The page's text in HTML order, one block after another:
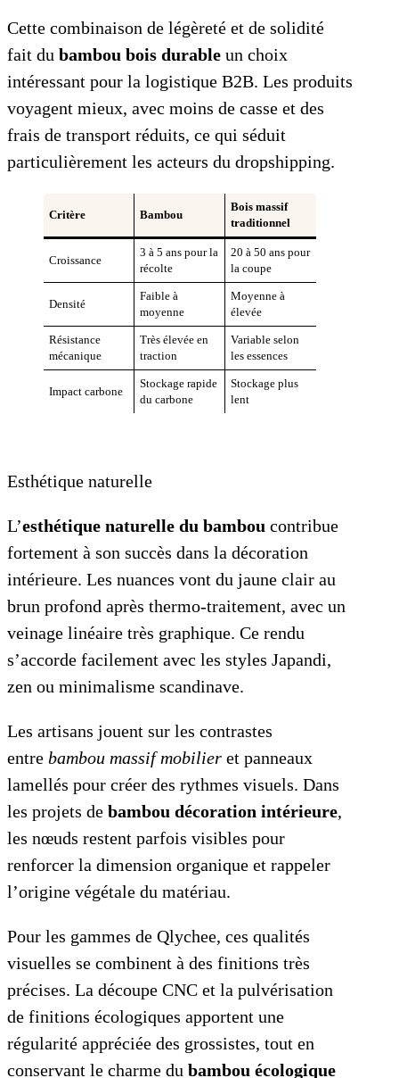
Cette combinaison de légèreté et de solidité
fait du bambou bois durable un choix
intéressant pour la logistique B2B. Les produits
voyagent mieux, avec moins de casse et des
frais de transport réduits, ce qui séduit
particulièrement les acteurs du dropshipping.
Critère Bambou
Bois massif
traditionnel
Croissance
3 à 5 ans pour la
récolte
20 à 50 ans pour
la coupe
Densité
Faible à
moyenne
Moyenne à
élevée
Résistance
mécanique
Très élevée en
traction
Variable selon
les essences
Impact carbone
Stockage rapide
du carbone
Stockage plus
lent
Esthétique naturelle
L’esthétique naturelle du bambou contribue
fortement à son succès dans la décoration
intérieure. Les nuances vont du jaune clair au
brun profond après thermo-traitement, avec un
veinage linéaire très graphique. Ce rendu
s’accorde facilement avec les styles Japandi,
zen ou minimalisme scandinave.
Les artisans jouent sur les contrastes
entre bambou massif mobilier et panneaux
lamellés pour créer des rythmes visuels. Dans
les projets de bambou décoration intérieure,
les nœuds restent parfois visibles pour
renforcer la dimension organique et rappeler
l’origine végétale du matériau.
Pour les gammes de Qlychee, ces qualités
visuelles se combinent à des finitions très
précises. La découpe CNC et la pulvérisation
de finitions écologiques apportent une
régularité appréciée des grossistes, tout en
conservant le charme du bambou écologique